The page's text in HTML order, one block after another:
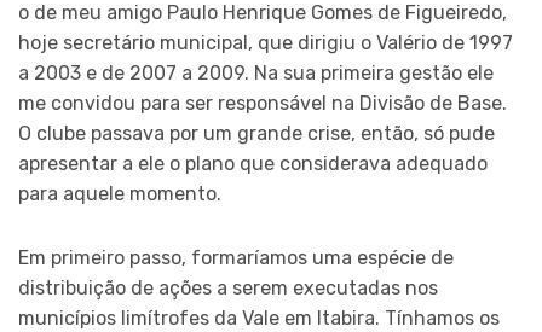
o de meu amigo Paulo Henrique Gomes de Figueiredo,
hoje secretário municipal, que dirigiu o Valério de 1997
a 2003 e de 2007 a 2009. Na sua primeira gestão ele
me convidou para ser responsável na Divisão de Base.
O clube passava por um grande crise, então, só pude
apresentar a ele o plano que considerava adequado
para aquele momento.
Em primeiro passo, formaríamos uma espécie de
distribuição de ações a serem executadas nos
municípios limítrofes da Vale em Itabira. Tínhamos os